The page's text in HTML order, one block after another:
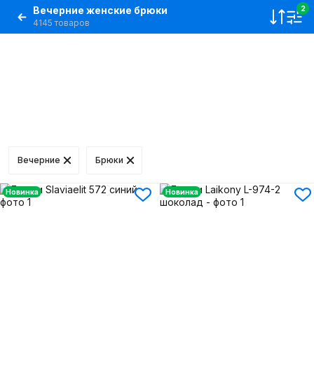
Вечерние женские брюки
4145 товаров
2
Вечерние Брюки
Новинка Новинка